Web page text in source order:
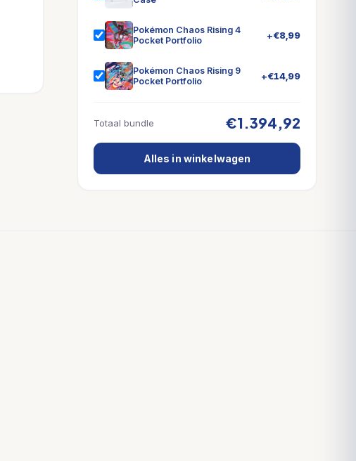
Pokémon Chaos Rising 4
Pocket Portfolio
+€8,99
Pokémon Chaos Rising 9
Pocket Portfolio
+€14,99
Totaal bundle €1.394,92
Alles in winkelwagen